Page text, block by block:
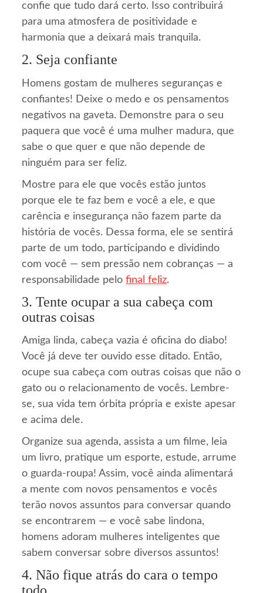
confie que tudo dará certo. Isso contribuirá
para uma atmosfera de positividade e
harmonia que a deixará mais tranquila.
2. Seja confiante
Homens gostam de mulheres seguranças e
confiantes! Deixe o medo e os pensamentos
negativos na gaveta. Demonstre para o seu
paquera que você é uma mulher madura, que
sabe o que quer e que não depende de
ninguém para ser feliz.
Mostre para ele que vocês estão juntos
porque ele te faz bem e você a ele, e que
carência e insegurança não fazem parte da
história de vocês. Dessa forma, ele se sentirá
parte de um todo, participando e dividindo
com você — sem pressão nem cobranças — a
responsabilidade pelofinal feliz.
3. Tente ocupar a sua cabeça com
outras coisas
Amiga linda, cabeça vazia é oficina do diabo!
Você já deve ter ouvido esse ditado. Então,
ocupe sua cabeça com outras coisas que não o
gato ou o relacionamento de vocês. Lembre-
se, sua vida tem órbita própria e existe apesar
e acima dele.
Organize sua agenda, assista a um filme, leia
um livro, pratique um esporte, estude, arrume
o guarda-roupa! Assim, você ainda alimentará
a mente com novos pensamentos e vocês
terão novos assuntos para conversar quando
se encontrarem — e você sabe lindona,
homens adoram mulheres inteligentes que
sabem conversar sobre diversos assuntos!
4. Não fique atrás do cara o tempo